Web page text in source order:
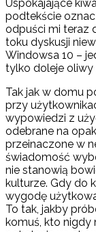
Uspokajające
podtekście
odpuści mi teraz
toku dyskusji
Windowsa 10 –
tylko doleje oliwy
Tak jak w domu
przy
wypowiedzi z
odebrane na
przeinaczone w
świadomość
nie stanowią
kulturze. Gdy do
wygodę
To tak, jakby
komuś, kto nigdy